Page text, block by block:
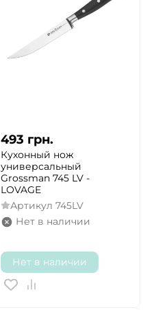
493 грн.
Кухонный нож
универсальный
Grossman 745 LV -
LOVAGE
Артикул 745LV
Нет в наличии
Нет в наличии